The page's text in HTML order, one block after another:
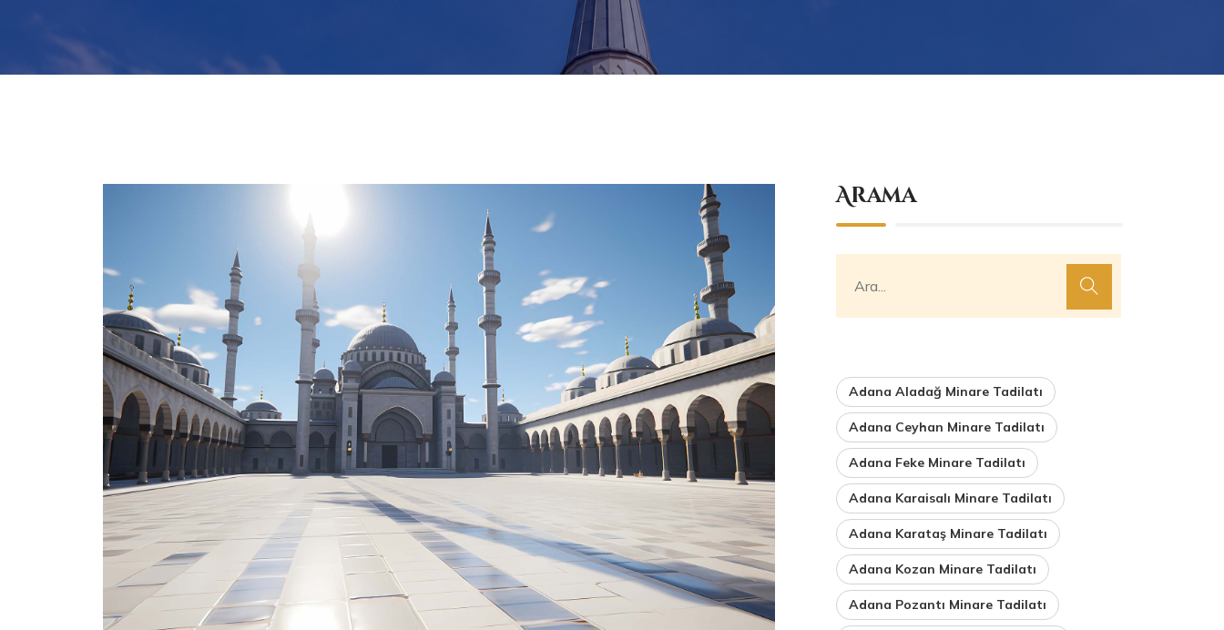
Arama
Adana Aladağ Minare Tadilatı
Adana Ceyhan Minare Tadilatı
Adana Feke Minare Tadilatı
Adana Karaisalı Minare Tadilatı
Adana Karataş Minare Tadilatı
Adana Kozan Minare Tadilatı
Adana Pozantı Minare Tadilatı